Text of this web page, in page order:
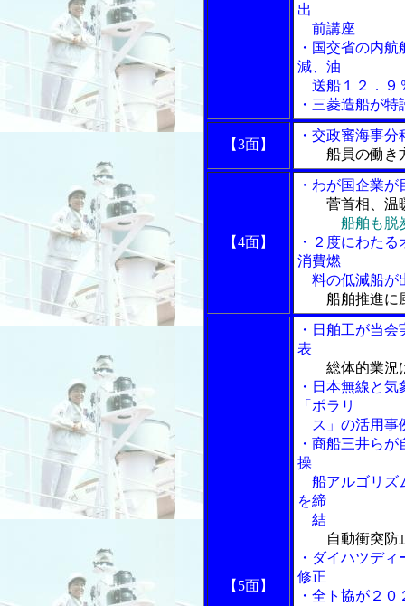
出
前講座
・国交省の内
減、油
送船１２．９
・三菱造船が
【3面】
・交政審海事
船員の働き
【4面】
・わが国企業
菅首相、温
船舶も脱
・２度にわた
消費燃
料の低減船が
船舶推進に
【5面】
・日舶工が当
表
総体的業況
・日本無線と
「ポラリ
ス」の活用事
・商船三井ら
操
船アルゴリズ
を締
結
自動衝突防
・ダイハツデ
修正
・全ト協が２